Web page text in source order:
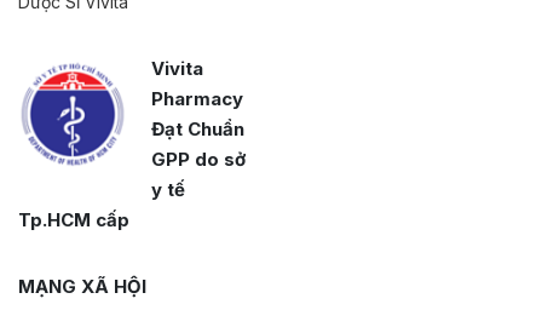
Vivita
Pharmacy
Đạt Chuẩn
GPP do sở
y tế
Tp.HCM cấp
MẠNG XÃ HỘI